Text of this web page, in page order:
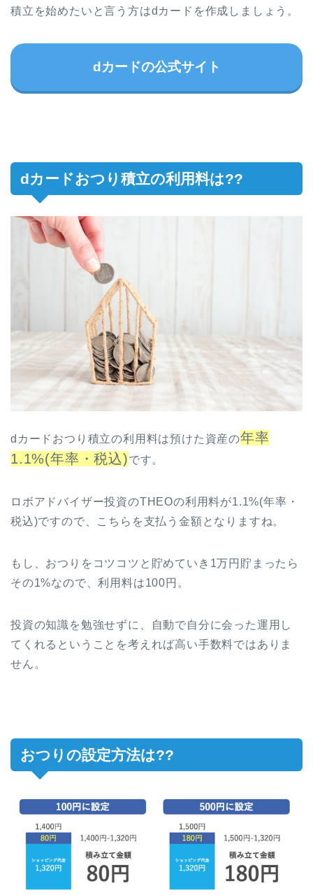
積立を始めたいと言う方はdカードを作成しましょう。
dカードの公式サイト
dカードおつり積立の利用料は??
dカードおつり積立の利用料は預けた資産の年率
1.1%(年率・税込)です。
ロボアドバイザー投資のTHEOの利用料が1.1%(年率・
税込)ですので、こちらを支払う金額となりますね。
もし、おつりをコツコツと貯めていき1万円貯まったら
その1%なので、利用料は100円。
投資の知識を勉強せずに、自動で自分に会った運用し
てくれるということを考えれば高い手数料ではありま
せん。
おつりの設定方法は??